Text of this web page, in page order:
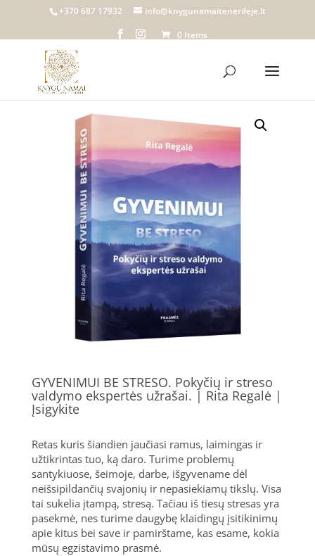
+370 687 17932
info@knygunamaitenerifeje.lt
0 Items
Home/Knygų namai Tenerifeje
Knygos/ GYVENIMUI BE STRESO. Pokyčių ir streso
valdymo ekspertės užrašai. | Rita Regalė | Įsigykite
GYVENIMUI BE STRESO. Pokyčių ir streso
valdymo ekspertės užrašai. | Rita Regalė |
Įsigykite
Retas kuris šiandien jaučiasi ramus, laimingas ir
užtikrintas tuo, ką daro. Turime problemų
santykiuose, šeimoje, darbe, išgyvename dėl
neišsipildančių svajonių ir nepasiekiamų tikslų. Visa
tai sukelia įtampą, stresą. Tačiau iš tiesų stresas yra
pasekmė, nes turime daugybę klaidingų įsitikinimų
apie kitus bei save ir pamirštame, kas esame, kokia
mūsų egzistavimo prasmė.